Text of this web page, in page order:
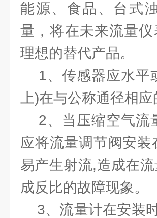
能源、食品、台式
量，将在未来流量
理想的替代产品。
1、传感器应水平
上)在与公称通径相应
2、当压缩空气流
应将流量调节阀安
易产生射流,造成在
成反比的故障现象。
3、流量计在安装